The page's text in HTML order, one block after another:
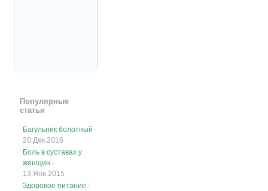
Популярные
статьи
Багульник болотный -
20.Дек.2016
Боль в суставах у
женщин -
13.Янв.2015
Здоровое питание -